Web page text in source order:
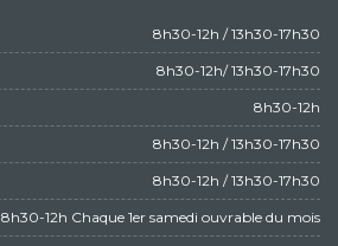
8h30-12h / 13h30-17h30
8h30-12h/ 13h30-17h30
8h30-12h
8h30-12h / 13h30-17h30
8h30-12h / 13h30-17h30
8h30-12h Chaque 1er samedi ouvrable du mois